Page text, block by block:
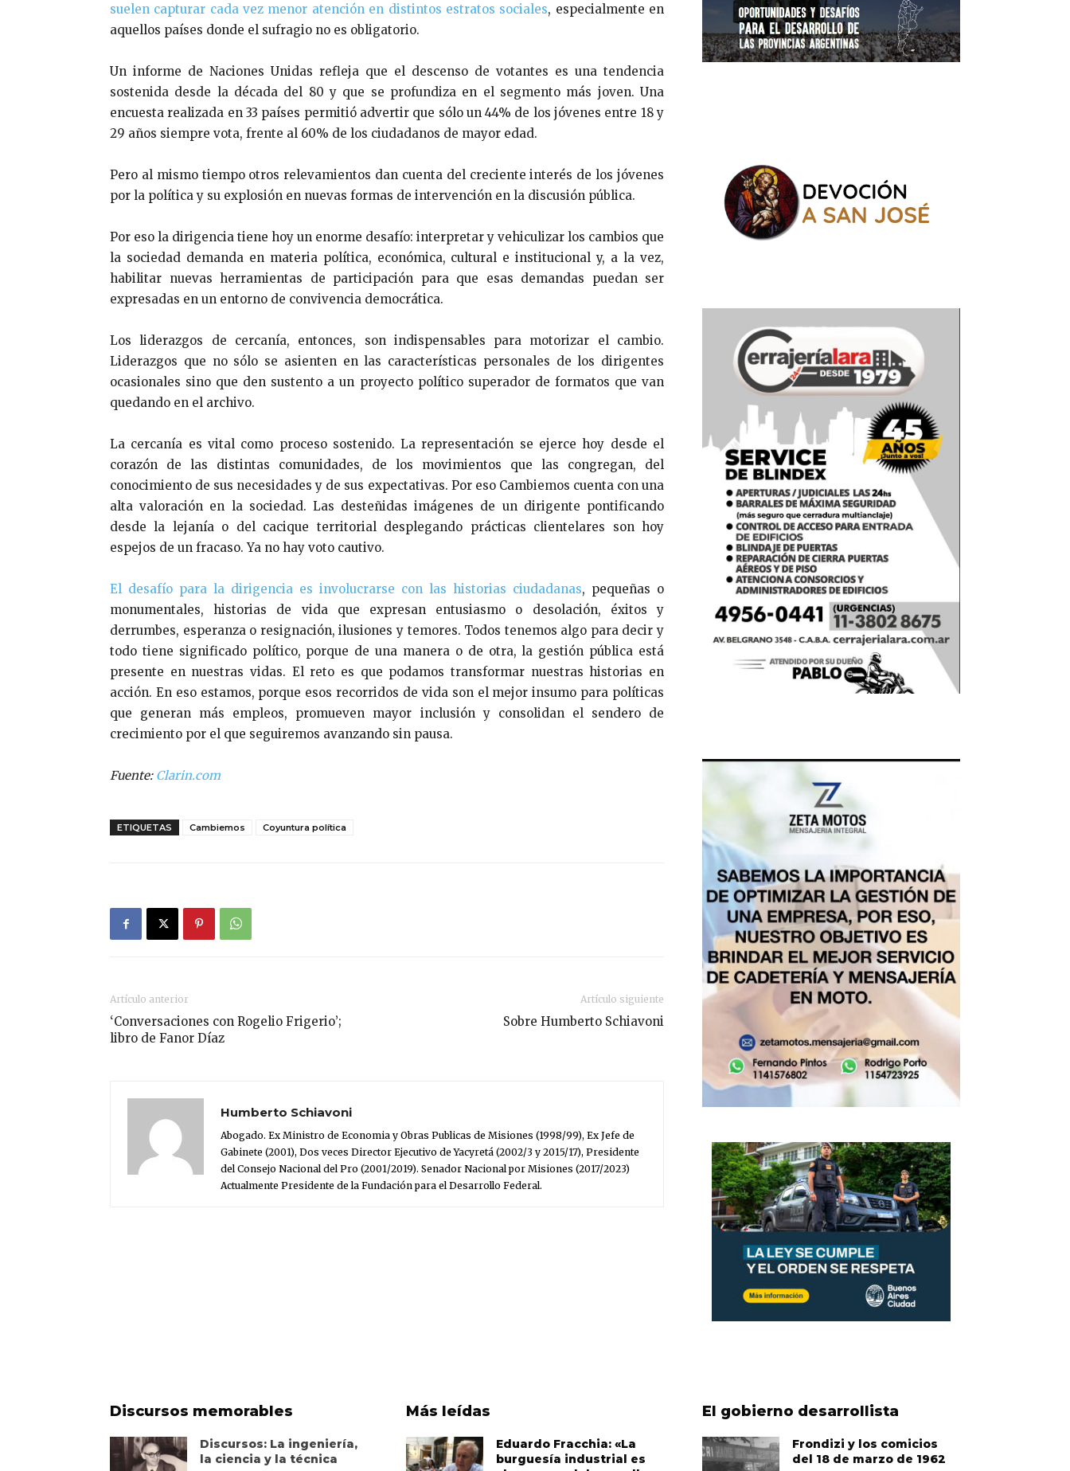
suelen capturar cada vez menor atención en distintos estratos sociales, especialmente en
aquellos países donde el sufragio no es obligatorio.
Un informe de Naciones Unidas refleja que el descenso de votantes es una tendencia
sostenida desde la década del 80 y que se profundiza en el segmento más joven. Una
encuesta realizada en 33 países permitió advertir que sólo un 44% de los jóvenes entre 18 y
29 años siempre vota, frente al 60% de los ciudadanos de mayor edad.
Pero al mismo tiempo otros relevamientos dan cuenta del creciente interés de los jóvenes
por la política y su explosión en nuevas formas de intervención en la discusión pública.
Por eso la dirigencia tiene hoy un enorme desafío: interpretar y vehiculizar los cambios que
la sociedad demanda en materia política, económica, cultural e institucional y, a la vez,
habilitar nuevas herramientas de participación para que esas demandas puedan ser
expresadas en un entorno de convivencia democrática.
Los liderazgos de cercanía, entonces, son indispensables para motorizar el cambio.
Liderazgos que no sólo se asienten en las características personales de los dirigentes
ocasionales sino que den sustento a un proyecto político superador de formatos que van
quedando en el archivo.
La cercanía es vital como proceso sostenido. La representación se ejerce hoy desde el
corazón de las distintas comunidades, de los movimientos que las congregan, del
conocimiento de sus necesidades y de sus expectativas. Por eso Cambiemos cuenta con una
alta valoración en la sociedad. Las desteñidas imágenes de un dirigente pontificando
desde la lejanía o del cacique territorial desplegando prácticas clientelares son hoy
espejos de un fracaso. Ya no hay voto cautivo.
El desafío para la dirigencia es involucrarse con las historias ciudadanas, pequeñas o
monumentales, historias de vida que expresan entusiasmo o desolación, éxitos y
derrumbes, esperanza o resignación, ilusiones y temores. Todos tenemos algo para decir y
todo tiene significado político, porque de una manera o de otra, la gestión pública está
presente en nuestras vidas. El reto es que podamos transformar nuestras historias en
acción. En eso estamos, porque esos recorridos de vida son el mejor insumo para políticas
que generan más empleos, promueven mayor inclusión y consolidan el sendero de
crecimiento por el que seguiremos avanzando sin pausa.
Fuente: Clarin.com
ETIQUETAS Cambiemos Coyuntura política
Artículo anterior
‘Conversaciones con Rogelio Frigerio’;
libro de Fanor Díaz
Artículo siguiente
Sobre Humberto Schiavoni
Humberto Schiavoni
Abogado. Ex Ministro de Economia y Obras Publicas de Misiones (1998/99), Ex Jefe de
Gabinete (2001), Dos veces Director Ejecutivo de Yacyretá (2002/3 y 2015/17), Presidente
del Consejo Nacional del Pro (2001/2019). Senador Nacional por Misiones (2017/2023)
Actualmente Presidente de la Fundación para el Desarrollo Federal.
Discursos memorables
Discursos: La ingeniería,
la ciencia y la técnica
Más leídas
Eduardo Fracchia: «La
burguesía industrial es
El gobierno desarrollista
Frondizi y los comicios
del 18 de marzo de 1962